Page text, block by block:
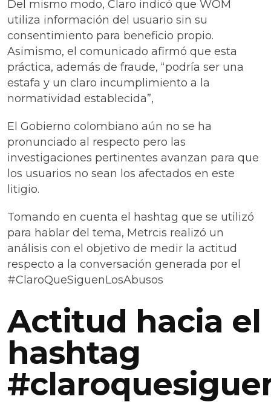
Del mismo modo, Claro indicó que WOM
utiliza información del usuario sin su
consentimiento para beneficio propio.
Asimismo, el comunicado afirmó que esta
práctica, además de fraude, “podría ser una
estafa y un claro incumplimiento a la
normatividad establecida”,
El Gobierno colombiano aún no se ha
pronunciado al respecto pero las
investigaciones pertinentes avanzan para que
los usuarios no sean los afectados en este
litigio.
Tomando en cuenta el hashtag que se utilizó
para hablar del tema, Metrcis realizó un
análisis con el objetivo de medir la actitud
respecto a la conversación generada por el
#ClaroQueSiguenLosAbusos
Actitud hacia el
hashtag